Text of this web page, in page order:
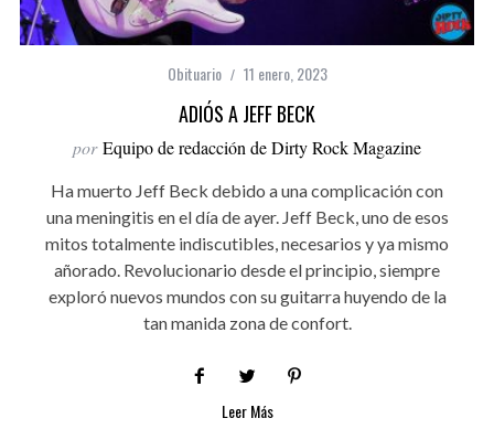
Obituario 11 enero, 2023
ADIÓS A JEFF BECK
por Equipo de redacción de Dirty Rock Magazine
Ha muerto Jeff Beck debido a una complicación con
una meningitis en el día de ayer. Jeff Beck, uno de esos
mitos totalmente indiscutibles, necesarios y ya mismo
añorado. Revolucionario desde el principio, siempre
exploró nuevos mundos con su guitarra huyendo de la
tan manida zona de confort.
Leer Más